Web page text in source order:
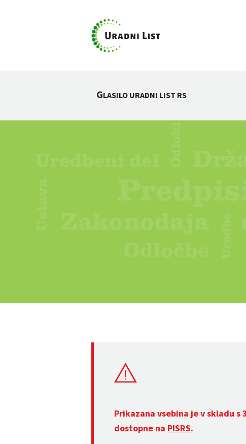
GLASILO URADNI LIST RS
Prikazana vsebina je v skladu s
dostopne na PISRS.